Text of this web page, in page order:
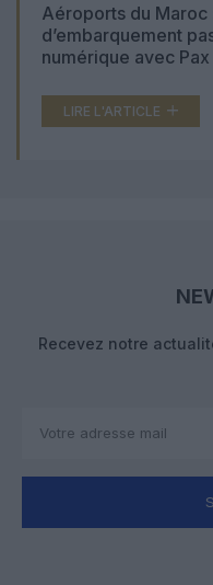
Aéroports du Maroc
d’embarquement
numérique avec
LIRE L'ARTICLE
Recevez notre